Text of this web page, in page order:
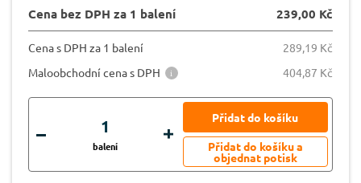
Cena bez DPH za 1 balení 239,00 Kč
Cena s DPH za 1 balení
289,19 Kč
Maloobchodní cena s DPH
404,87 Kč
balení